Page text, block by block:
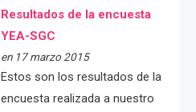
Resultados de la encuesta
YEA-SGC
en 17 marzo 2015
Estos son los resultados de la
encuesta realizada a nuestro